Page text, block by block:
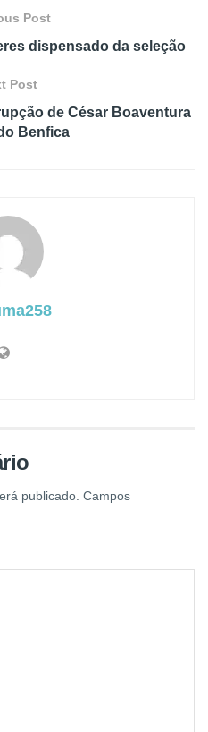
Post
dispensado da seleção
Post
de César Boaventura
Benfica
publicado. Campos